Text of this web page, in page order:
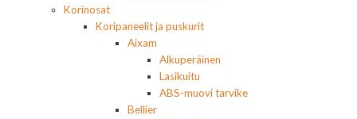
Korinosat
Koripaneelit ja puskurit
Aixam
Alkuperäinen
Lasikuitu
ABS-muovi tarvike
Bellier